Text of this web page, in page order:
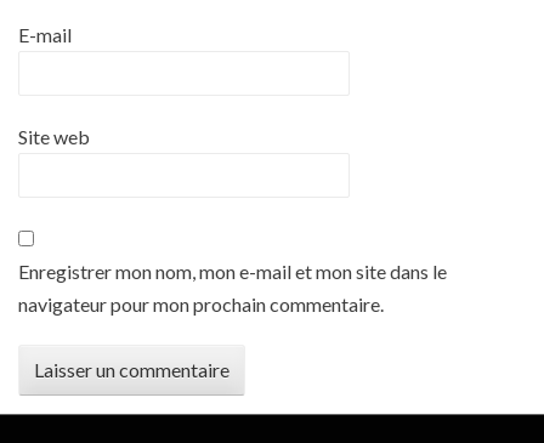
E-mail
Site web
Enregistrer mon nom, mon e-mail et mon site dans le
navigateur pour mon prochain commentaire.